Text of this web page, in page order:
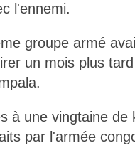
l'ennemi.
groupe armé
un mois plus
à une vingtaine
par l'armée